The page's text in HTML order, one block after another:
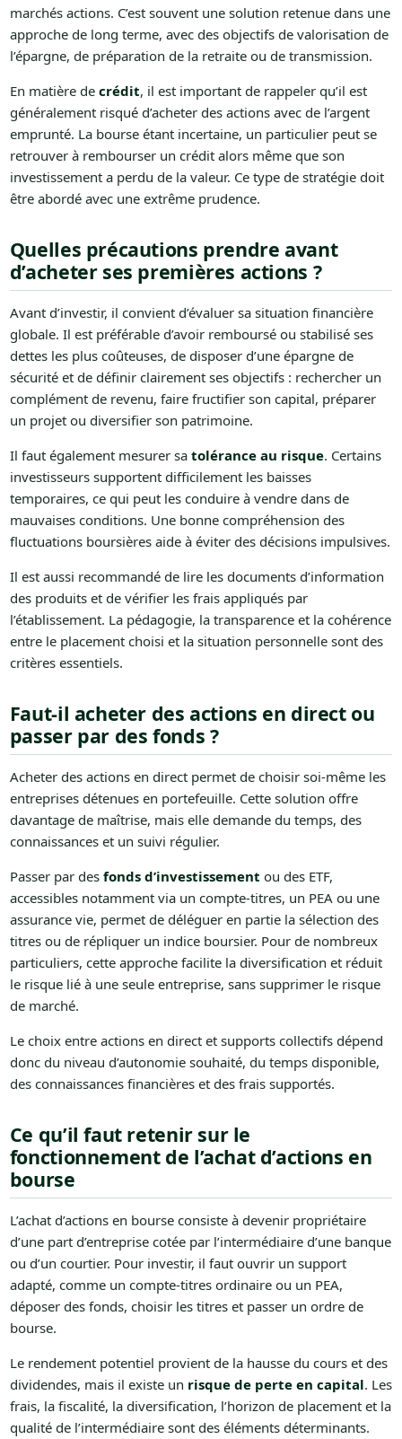
marchés actions. C’est souvent une solution retenue dans une
approche de long terme, avec des objectifs de valorisation de
l’épargne, de préparation de la retraite ou de transmission.
En matière de crédit, il est important de rappeler qu’il est
généralement risqué d’acheter des actions avec de l’argent
emprunté. La bourse étant incertaine, un particulier peut se
retrouver à rembourser un crédit alors même que son
investissement a perdu de la valeur. Ce type de stratégie doit
être abordé avec une extrême prudence.
Quelles précautions prendre avant
d’acheter ses premières actions ?
Avant d’investir, il convient d’évaluer sa situation financière
globale. Il est préférable d’avoir remboursé ou stabilisé ses
dettes les plus coûteuses, de disposer d’une épargne de
sécurité et de définir clairement ses objectifs : rechercher un
complément de revenu, faire fructifier son capital, préparer
un projet ou diversifier son patrimoine.
Il faut également mesurer sa tolérance au risque. Certains
investisseurs supportent difficilement les baisses
temporaires, ce qui peut les conduire à vendre dans de
mauvaises conditions. Une bonne compréhension des
fluctuations boursières aide à éviter des décisions impulsives.
Il est aussi recommandé de lire les documents d’information
des produits et de vérifier les frais appliqués par
l’établissement. La pédagogie, la transparence et la cohérence
entre le placement choisi et la situation personnelle sont des
critères essentiels.
Faut-il acheter des actions en direct ou
passer par des fonds ?
Acheter des actions en direct permet de choisir soi-même les
entreprises détenues en portefeuille. Cette solution offre
davantage de maîtrise, mais elle demande du temps, des
connaissances et un suivi régulier.
Passer par des fonds d’investissement ou des ETF,
accessibles notamment via un compte-titres, un PEA ou une
assurance vie, permet de déléguer en partie la sélection des
titres ou de répliquer un indice boursier. Pour de nombreux
particuliers, cette approche facilite la diversification et réduit
le risque lié à une seule entreprise, sans supprimer le risque
de marché.
Le choix entre actions en direct et supports collectifs dépend
donc du niveau d’autonomie souhaité, du temps disponible,
des connaissances financières et des frais supportés.
Ce qu’il faut retenir sur le
fonctionnement de l’achat d’actions en
bourse
L’achat d’actions en bourse consiste à devenir propriétaire
d’une part d’entreprise cotée par l’intermédiaire d’une banque
ou d’un courtier. Pour investir, il faut ouvrir un support
adapté, comme un compte-titres ordinaire ou un PEA,
déposer des fonds, choisir les titres et passer un ordre de
bourse.
Le rendement potentiel provient de la hausse du cours et des
dividendes, mais il existe un risque de perte en capital. Les
frais, la fiscalité, la diversification, l’horizon de placement et la
qualité de l’intermédiaire sont des éléments déterminants.